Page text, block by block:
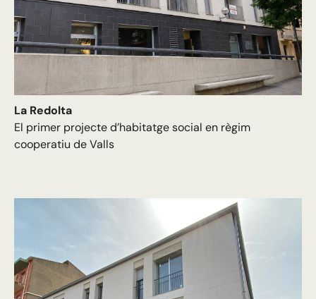
La Redolta
El primer projecte d’habitatge social en règim
cooperatiu de Valls